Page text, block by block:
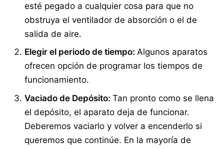
esté pegado a cualquier cosa para que no
obstruya el ventilador de absorción o el de
salida de aire.
Elegir el periodo de tiempo: Algunos aparatos
ofrecen opción de programar los tiempos de
funcionamiento.
Vaciado de Depósito: Tan pronto como se llena
el depósito, el aparato deja de funcionar.
Deberemos vaciarlo y volver a encenderlo si
queremos que continúe. En la mayoría de